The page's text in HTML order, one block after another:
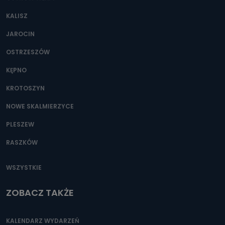
KALISZ
JAROCIN
OSTRZESZÓW
KĘPNO
KROTOSZYN
NOWE SKALMIERZYCE
PLESZEW
RASZKÓW
WSZYSTKIE
ZOBACZ TAKŻE
KALENDARZ WYDARZEŃ